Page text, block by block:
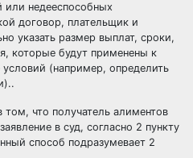
или недееспособных
договор, плательщик и
указать размер выплат, сроки,
которые будут применены к
(например, определить
том, что получатель алиментов
в суд, согласно 2 пункту
способ подразумевает 2